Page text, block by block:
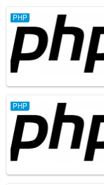
PHP
PHP